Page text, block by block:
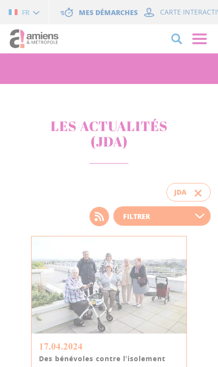
FR MES DÉMARCHES CARTE
LES ACTUALITÉS
(JDA)
JDA
Choisissez votre filtre
d'actualité
17.04.2024
Des bénévoles contre l’isolement